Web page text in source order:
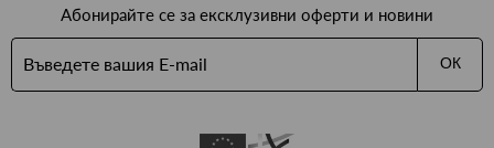
Абонирайте се за ексклузивни оферти и новини
ОК